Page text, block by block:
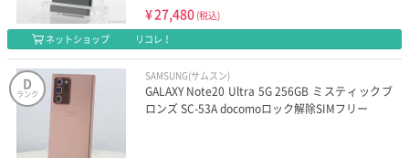
¥27,480 (税込)
ネットショップ
リコレ！
D
ランク
SAMSUNG(サムスン)
GALAXY Note20 Ultra 5G 256GB ミスティックブ
ロンズ SC-53A docomoロック解除SIMフリー